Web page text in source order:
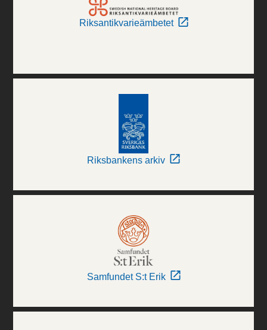
Riksantikvarieämbetet
Riksbankens arkiv
Samfundet S:t Erik